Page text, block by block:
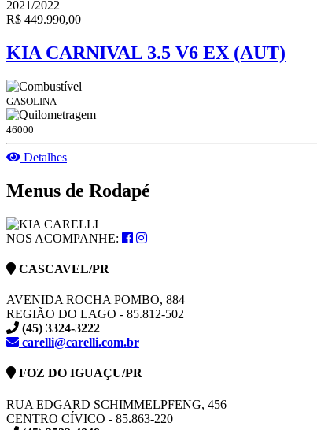
2021/2022
R$ 449.990,00
KIA CARNIVAL 3.5 V6 EX (AUT)
GASOLINA
46000
Detalhes
Menus de Rodapé
NOS ACOMPANHE:
CASCAVEL/PR
AVENIDA ROCHA POMBO, 884
REGIÃO DO LAGO - 85.812-502
(45) 3324-3222
carelli@carelli.com.br
FOZ DO IGUAÇU/PR
RUA EDGARD SCHIMMELPFENG, 456
CENTRO CÍVICO - 85.863-220